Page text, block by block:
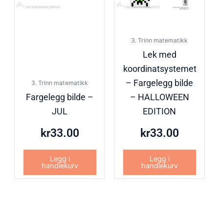
3. Trinn matematikk
Fargelegg bilde –
JUL
kr33.00
Legg i
handlekurv
3. Trinn matematikk
Lek med
koordinatsystemet
– Fargelegg bilde
– HALLOWEEN
EDITION
kr33.00
Legg i
handlekurv